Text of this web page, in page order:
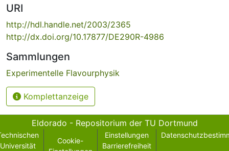
URI
http://hdl.handle.net/2003/2365
http://dx.doi.org/10.17877/DE290R-4986
Sammlungen
Experimentelle Flavourphysik
Komplettanzeige
Eldorado - Repositorium der TU Dortmund
Universität
Cookie-
Einstellungen
Barrierefreiheit